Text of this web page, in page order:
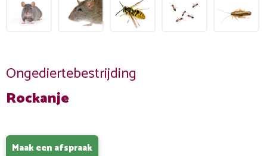
Ongediertebestrijding
Rockanje
Maak een afspraak